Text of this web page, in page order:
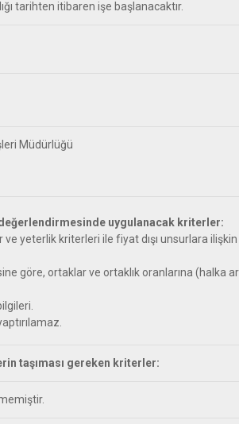
tarihten itibaren işe başlanacaktır.
Müdürlüğü
uygulanacak kriterler:
ve yeterlik kriterleri ile fiyat dışı unsurlara
göre, ortaklar ve ortaklık oranlarına (halka
taşıması gereken kriterler: